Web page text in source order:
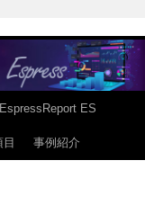
EspressReport ES
事例紹介